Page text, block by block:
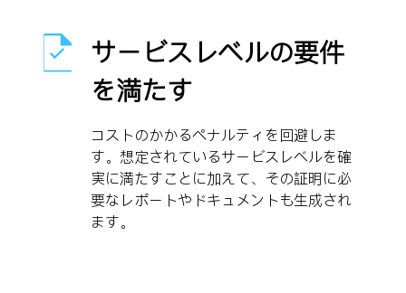
サービスレベルの要件
を満たす
コストのかかるペナルティを回避しま
す。想定されているサービスレベルを確
実に満たすことに加えて、その証明に必
要なレポートやドキュメントも生成され
ます。